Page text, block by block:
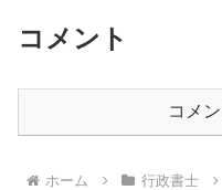
コメント
コメ
ホーム 行政書士